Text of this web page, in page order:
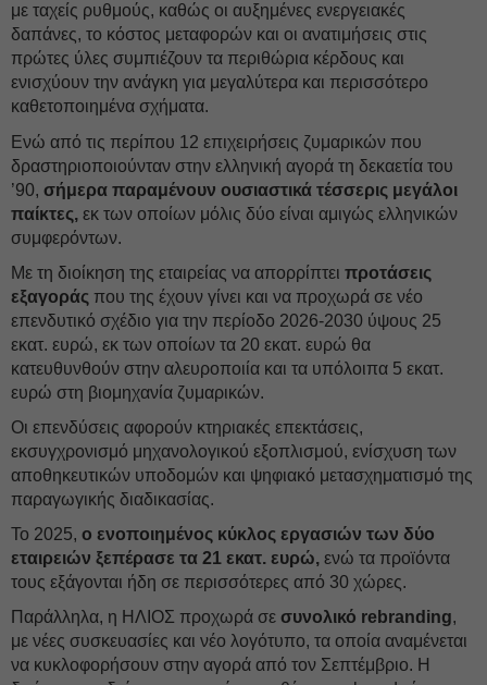
με ταχείς ρυθμούς, καθώς οι αυξημένες ενεργειακές
δαπάνες, το κόστος μεταφορών και οι ανατιμήσεις στις
πρώτες ύλες συμπιέζουν τα περιθώρια κέρδους και
ενισχύουν την ανάγκη για μεγαλύτερα και περισσότερο
καθετοποιημένα σχήματα.
Ενώ από τις περίπου 12 επιχειρήσεις ζυμαρικών που
δραστηριοποιούνταν στην ελληνική αγορά τη δεκαετία του
’90, σήμερα παραμένουν ουσιαστικά τέσσερις μεγάλοι
παίκτες, εκ των οποίων μόλις δύο είναι αμιγώς ελληνικών
συμφερόντων.
Με τη διοίκηση της εταιρείας να απορρίπτει προτάσεις
εξαγοράς που της έχουν γίνει και να προχωρά σε νέο
επενδυτικό σχέδιο για την περίοδο 2026-2030 ύψους 25
εκατ. ευρώ, εκ των οποίων τα 20 εκατ. ευρώ θα
κατευθυνθούν στην αλευροποιία και τα υπόλοιπα 5 εκατ.
ευρώ στη βιομηχανία ζυμαρικών.
Οι επενδύσεις αφορούν κτηριακές επεκτάσεις,
εκσυγχρονισμό μηχανολογικού εξοπλισμού, ενίσχυση των
αποθηκευτικών υποδομών και ψηφιακό μετασχηματισμό της
παραγωγικής διαδικασίας.
Το 2025, ο ενοποιημένος κύκλος εργασιών των δύο
εταιρειών ξεπέρασε τα 21 εκατ. ευρώ, ενώ τα προϊόντα
τους εξάγονται ήδη σε περισσότερες από 30 χώρες.
Παράλληλα, η ΗΛΙΟΣ προχωρά σε συνολικό rebranding,
με νέες συσκευασίες και νέο λογότυπο, τα οποία αναμένεται
να κυκλοφορήσουν στην αγορά από τον Σεπτέμβριο. Η